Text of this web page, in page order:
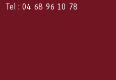
Tel : 04 68 96 10 78